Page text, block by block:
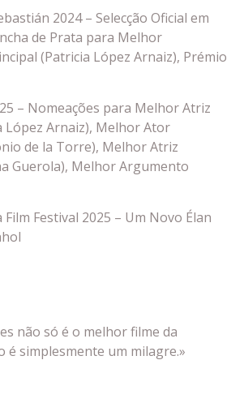
2024 – Selecção Oficial em
de Prata para Melhor
(Patricia López Arnaiz), Prémio
– Nomeações para Melhor Atriz
López Arnaiz), Melhor Ator
de la Torre), Melhor Atriz
Guerola), Melhor Argumento
Film Festival 2025 – Um Novo Élan
não só é o melhor filme da
é simplesmente um milagre.»